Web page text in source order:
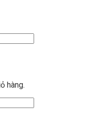
hàng.